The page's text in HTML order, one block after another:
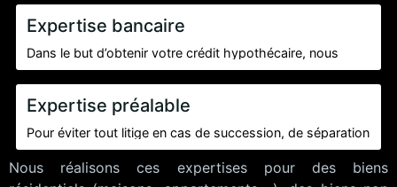
Expertise bancaire
Dans le but d’obtenir votre crédit hypothécaire, nous
vous octroyons une juste estimation de la valeur du bien
Expertise préalable
Pour éviter tout litige en cas de succession, de séparation
ou en cas de vente, faites expertiser préalablement votre
bien afin de déterminer sa juste valeur.
Nous réalisons ces expertises pour des biens